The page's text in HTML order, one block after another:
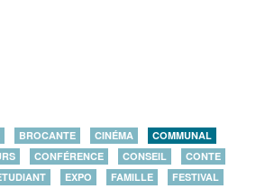
BROCANTE CINÉMA
COMMUNAL
CONFÉRENCE CONSEIL
CONTE
EXPO FAMILLE
FESTIVAL